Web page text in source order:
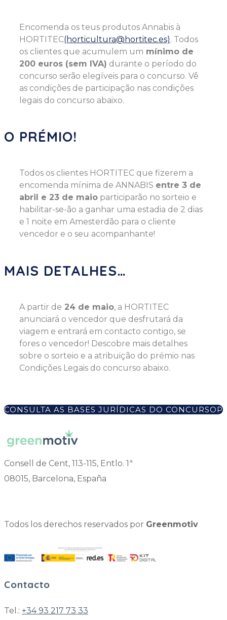
Encomenda os teus produtos Annabis à
HORTITEC(horticultura@hortitec.es). Todos
os clientes que acumulem um mínimo de
200 euros (sem IVA) durante o período do
concurso serão elegíveis para o concurso. Vê
as condições de participação nas condições
legais do concurso abaixo.
O PRÉMIO!
Todos os clientes HORTITEC que fizerem a
encomenda mínima de ANNABIS entre 3 de
abril e 23 de maio participarão no sorteio e
habilitar-se-ão a ganhar uma estadia de 2 dias
e 1 noite em Amesterdão para o cliente
vencedor e o seu acompanhante!
MAIS DETALHES…
A partir de 24 de maio, a HORTITEC
anunciará o vencedor que desfrutará da
viagem e entrará em contacto contigo, se
fores o vencedor! Descobre mais detalhes
sobre o sorteio e a atribuição do prémio nas
Condições Legais do concurso abaixo.
CONSULTA AS BASES JURÍDICAS DO CONCURSO
Consell de Cent, 113-115, Entlo. 1ª
08015, Barcelona, España
Todos los derechos reservados por Greenmotiv
Contacto
Tel.: +34 93 217 73 33